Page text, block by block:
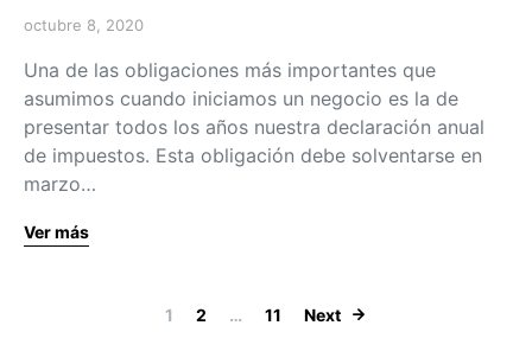
octubre 8, 2020
Una de las obligaciones más importantes que
asumimos cuando iniciamos un negocio es la de
presentar todos los años nuestra declaración anual
de impuestos. Esta obligación debe solventarse en
marzo…
Ver más
Navegación
1 2 … 11 Next